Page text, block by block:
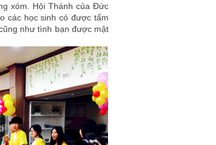
xóm. Hội Thánh của Đức
các học sinh có được tấm
như tình bạn được mật